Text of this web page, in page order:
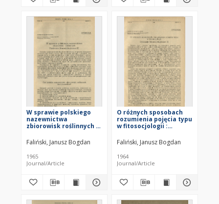
W sprawie polskiego
nazewnictwa
zbiorowisk roślinnych :
fitosocjologiczne (2)
Faliński, Janusz Bogdan
1965
Journal/Article
O różnych sposobach
rozumienia pojęcia typu
w fitosocjologii :
fitosocjologiczne (1)
Faliński, Janusz Bogdan
1964
Journal/Article